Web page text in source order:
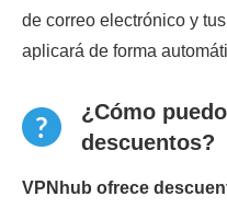
de correo electrónico y
aplicará de forma
¿Cómo
descuentos?
VPNhub ofrece